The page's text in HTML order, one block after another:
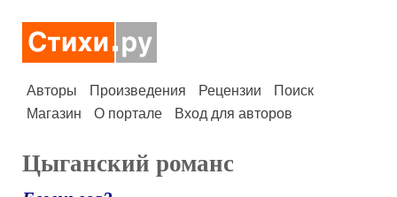
Авторы Произведения Рецензии
Поиск
Магазин
О портале Вход для авторов
Цыганский романс